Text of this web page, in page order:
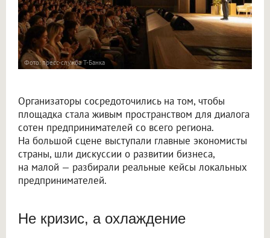
Фото: пресс-служба Т-Банка
Организаторы сосредоточились на том, чтобы
площадка стала живым пространством для диалога
сотен предпринимателей со всего региона.
На большой сцене выступали главные экономисты
страны, шли дискуссии о развитии бизнеса,
на малой — разбирали реальные кейсы локальных
предпринимателей.
Не кризис, а охлаждение